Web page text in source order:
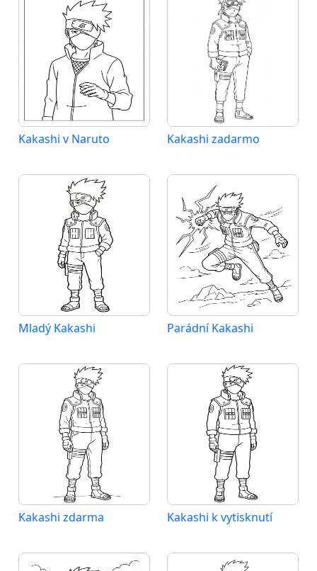
Kakashi v Naruto Kakashi zadarmo
Mladý Kakashi Parádní Kakashi
Kakashi zdarma Kakashi k vytisknutí